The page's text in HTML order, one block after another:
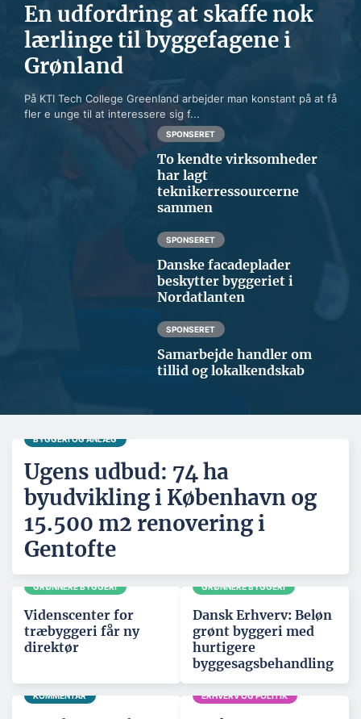
En udfordring at skaffe nok
lærlinge til byggefagene i
Grønland
På KTI Tech College Greenland arbejder man konstant på at få
fler e unge til at interessere sig f...
SPONSERET
To kendte virksomheder
har lagt
teknikerressourcerne
sammen
SPONSERET
Danske facadeplader
beskytter byggeriet i
Nordatlanten
SPONSERET
Samarbejde handler om
tillid og lokalkendskab
BYGGERI OG ANLÆG
Ugens udbud: 74 ha
byudvikling i København og
15.500 m2 renovering i
Gentofte
GRØNNERE BYGGERI
Videnscenter for
træbyggeri får ny
direktør
GRØNNERE BYGGERI
Dansk Erhverv: Beløn
grønt byggeri med
hurtigere
byggesagsbehandling
KOMMENTAR ERHVERV OG POLITIK